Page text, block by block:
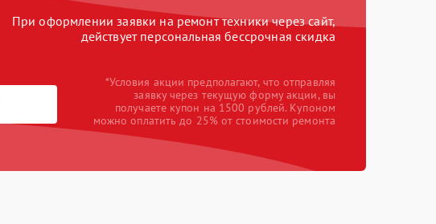
При оформлении заявки на ремонт техники через сайт,
действует персональная бессрочная скидка
*Условия акции предполагают, что отправляя
заявку через текущую форму акции, вы
получаете купон на 1500 рублей. Купоном
можно оплатить до 25% от стоимости ремонта